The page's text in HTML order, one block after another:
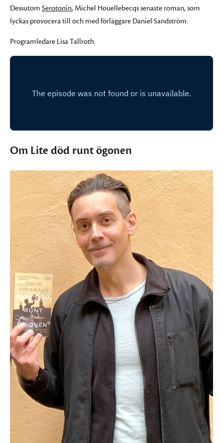
Dessutom Serotonin, Michel Houellebecqs senaste roman, som
lyckas provocera till och med förläggare Daniel Sandström.
Programledare Lisa Tallroth.
Om Lite död runt ögonen